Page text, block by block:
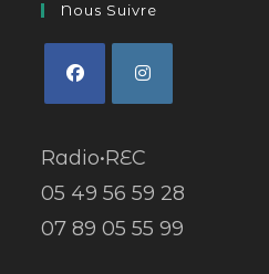
Nous Suivre
Radio•REC
05 49 56 59 28
07 89 05 55 99